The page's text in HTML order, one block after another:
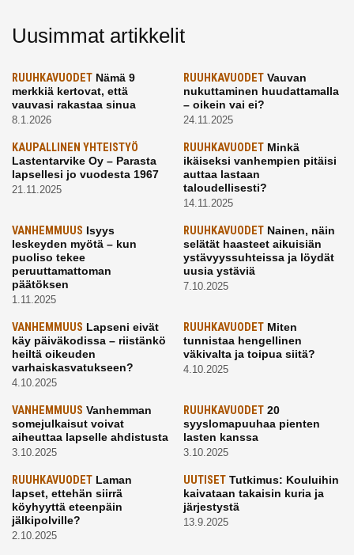
Uusimmat artikkelit
RUUHKAVUODET Nämä 9
merkkiä kertovat, että
vauvasi rakastaa sinua
8.1.2026
RUUHKAVUODETVauvan
nukuttaminen huudattamalla
– oikein vai ei?
24.11.2025
KAUPALLINEN YHTEISTYÖ
Lastentarvike Oy – Parasta
lapsellesi jo vuodesta 1967
21.11.2025
RUUHKAVUODETMinkä
ikäiseksi vanhempien pitäisi
auttaa lastaan
taloudellisesti?
14.11.2025
VANHEMMUUS Isyys
leskeyden myötä – kun
puoliso tekee
peruuttamattoman
päätöksen
1.11.2025
RUUHKAVUODETNainen, näin
selätät haasteet aikuisiän
ystävyyssuhteissa ja löydät
uusia ystäviä
7.10.2025
VANHEMMUUS Lapseni eivät
käy päiväkodissa – riistänkö
heiltä oikeuden
varhaiskasvatukseen?
4.10.2025
RUUHKAVUODETMiten
tunnistaa hengellinen
väkivalta ja toipua siitä?
4.10.2025
VANHEMMUUS Vanhemman
somejulkaisut voivat
aiheuttaa lapselle ahdistusta
3.10.2025
RUUHKAVUODET20
syyslomapuuhaa pienten
lasten kanssa
3.10.2025
RUUHKAVUODET Laman
lapset, ettehän siirrä
köyhyyttä eteenpäin
jälkipolville?
2.10.2025
UUTISETTutkimus: Kouluihin
kaivataan takaisin kuria ja
järjestystä
13.9.2025